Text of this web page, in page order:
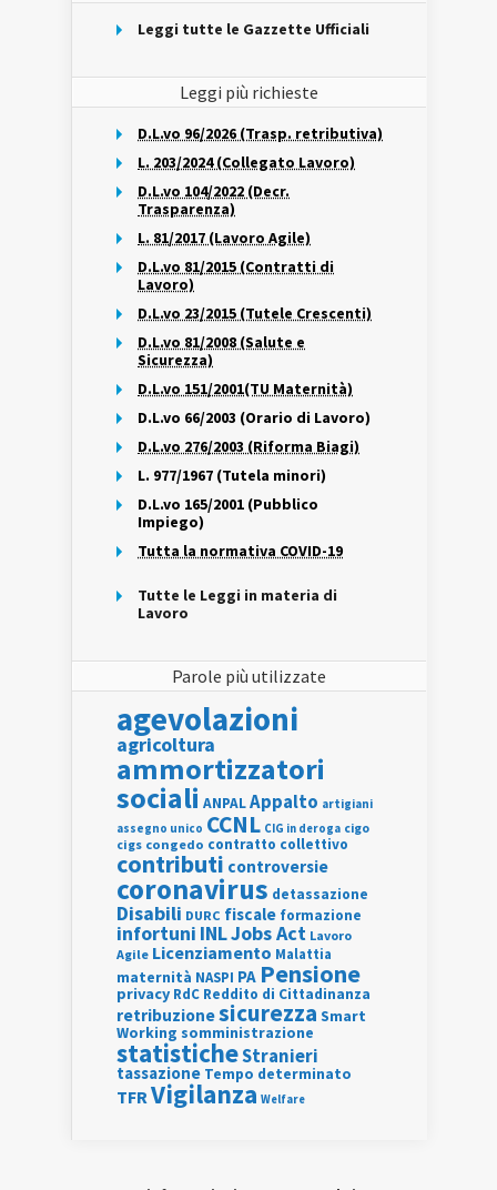
Leggi tutte le Gazzette Ufficiali
Leggi più richieste
D.L.vo 96/2026 (Trasp. retributiva)
L. 203/2024 (Collegato Lavoro)
D.L.vo 104/2022 (Decr.
Trasparenza)
L. 81/2017 (Lavoro Agile)
D.L.vo 81/2015 (Contratti di
Lavoro)
D.L.vo 23/2015 (Tutele Crescenti)
D.L.vo 81/2008 (Salute e
Sicurezza)
D.L.vo 151/2001(TU Maternità)
D.L.vo 66/2003 (Orario di Lavoro)
D.L.vo 276/2003 (Riforma Biagi)
L. 977/1967 (Tutela minori)
D.L.vo 165/2001 (Pubblico
Impiego)
Tutta la normativa COVID-19
Tutte le Leggi in materia di
Lavoro
Parole più utilizzate
agevolazioni
agricoltura
ammortizzatori
sociali ANPALAppalto artigiani
assegno unico CCNL CIG in deroga cigo
cigs congedo contratto collettivo
contributi controversie
coronavirus detassazione
Disabili DURC fiscale formazione
infortuni INLJobs Act Lavoro
Agile Licenziamento Malattia
maternità NASPI PA Pensione
privacy RdC Reddito di Cittadinanza
retribuzionesicurezza Smart
Working somministrazione
statisticheStranieri
tassazione Tempo determinato
TFRVigilanza Welfare